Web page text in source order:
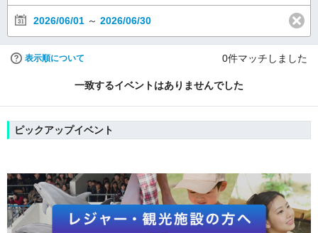
2026/06/01 ～ 2026/06/30
表示順について 0件マッチしました
一致するイベントはありませんでした
ピックアップイベント